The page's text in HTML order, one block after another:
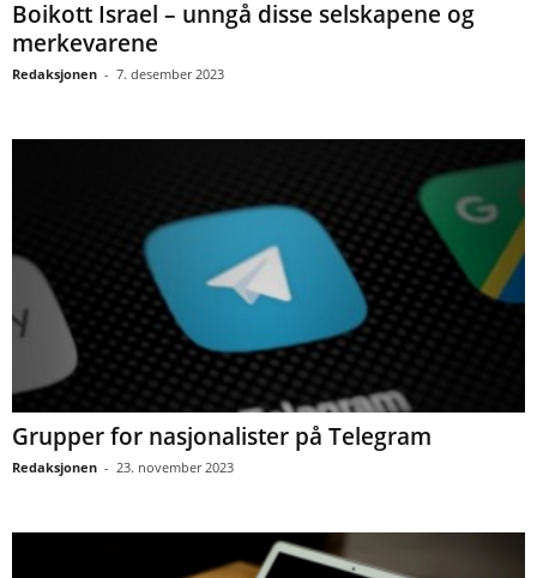
Boikott Israel – unngå disse selskapene og
merkevarene
Redaksjonen - 7. desember 2023
Grupper for nasjonalister på Telegram
Redaksjonen - 23. november 2023